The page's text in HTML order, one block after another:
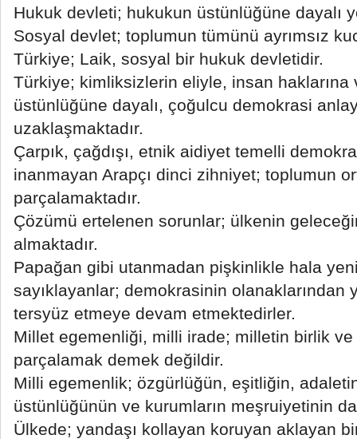
Hukuk devleti; hukukun üstünlüğüne dayalı
Sosyal devlet; toplumun tümünü ayrımsız
Türkiye; Laik, sosyal bir hukuk devletidir.
Türkiye; kimliksizlerin eliyle, insan haklarına
üstünlüğüne dayalı, çoğulcu demokrasi
uzaklaşmaktadır.
Çarpık, çağdışı, etnik aidiyet temelli
inanmayan Arapçı dinci zihniyet; toplumun
parçalamaktadır.
Çözümü ertelenen sorunlar; ülkenin
almaktadır.
Papağan gibi utanmadan pişkinlikle hala
sayıklayanlar; demokrasinin olanaklarından
tersyüz etmeye devam etmektedirler.
Millet egemenliği, milli irade; milletin birlik
parçalamak demek değildir.
Milli egemenlik; özgürlüğün, eşitliğin,
üstünlüğünün ve kurumların meşruiyetinin
Ülkede; yandaşı kollayan koruyan aklayan